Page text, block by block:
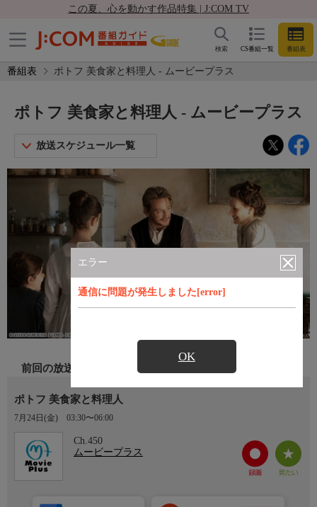
この夏、心を動かす作品特集 | J:COM TV
CS番組一覧 番組表
検索
番組表 ポトフ 美食家と料理人 - ムービープラス
エラー
通信に問題が発生しました[error]
OK
ポトフ 美食家と料理人 - ムービープラス
放送スケジュール一覧
前回の放送
ポトフ 美食家と料理人
7月24日(金) 03:30〜06:00
Ch.450
ムービープラス